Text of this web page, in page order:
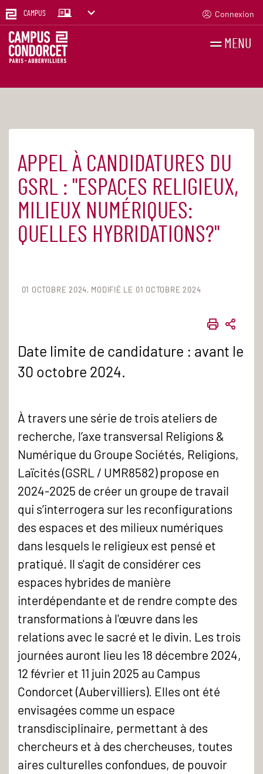
CAMPUS Connexion
MENU
Accueil Actualités
APPEL À CANDIDATURES DU
GSRL : "ESPACES RELIGIEUX,
MILIEUX NUMÉRIQUES:
QUELLES HYBRIDATIONS?"
01 OCTOBRE 2024 MODIFIÉ LE 01 OCTOBRE 2024
Date limite de candidature : avant le
30 octobre 2024.
À travers une série de trois ateliers de
recherche, l’axe transversal Religions &
Numérique du Groupe Sociétés, Religions,
Laïcités (GSRL / UMR8582) propose en
2024-2025 de créer un groupe de travail
qui s’interrogera sur les reconfigurations
des espaces et des milieux numériques
dans lesquels le religieux est pensé et
pratiqué. Il s'agit de considérer ces
espaces hybrides de manière
interdépendante et de rendre compte des
transformations à l'œuvre dans les
relations avec le sacré et le divin. Les trois
journées auront lieu les 18 décembre 2024,
12 février et 11 juin 2025 au Campus
Condorcet (Aubervilliers). Elles ont été
envisagées comme un espace
transdisciplinaire, permettant à des
chercheurs et à des chercheuses, toutes
aires culturelles confondues, de pouvoir